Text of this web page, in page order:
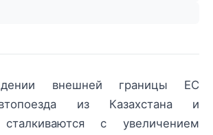
внешней границы ЕС
из Казахстана и
сталкиваются с увеличением